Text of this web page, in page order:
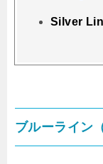
Silver
ブルーライン